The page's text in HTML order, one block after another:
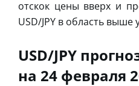
отскок цены вверх и
USD/JPY в область выше
USD/JPY
на 24 февраля